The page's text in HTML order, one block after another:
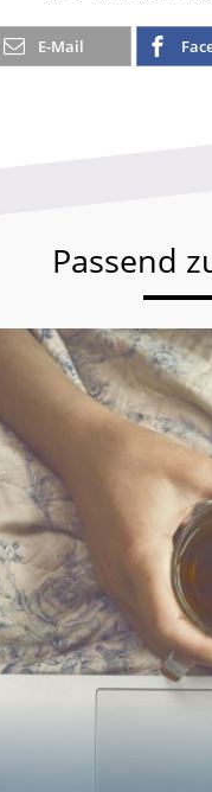
E-Mail
Passend